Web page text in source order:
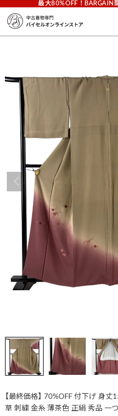
最大80%OFF！BARGAIN
【最終価格】 70%OFF 付下げ 身
草 刺繍 金糸 薄茶色 正絹 秀品 一